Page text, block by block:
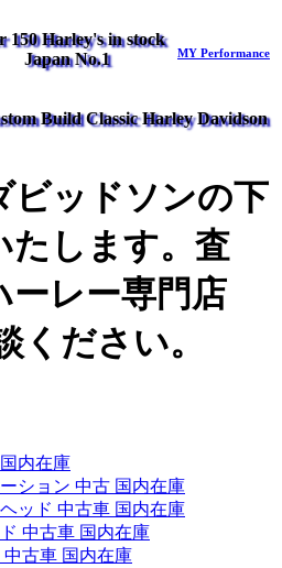
150 Harley's in stock
Japan No.1
MY Performance
Build Classic Harley Davidson
ビッドソンの下
たします。査
ーレー専門店
ください。
内在庫
ション 中古 国内在庫
ッド 中古車 国内在庫
中古車 国内在庫
中古車 国内在庫